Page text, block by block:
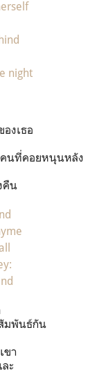
night
งเธอ
นที่คอยหนุนหลัง
คืน
มพันธ์กัน
ขา
ะ